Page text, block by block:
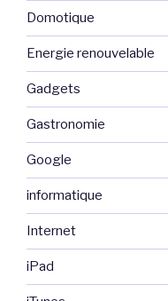
Domotique
Energie renouvelable
Gadgets
Gastronomie
Google
informatique
Internet
iPad